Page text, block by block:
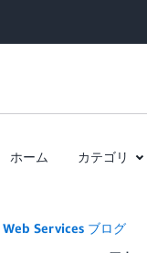
ホーム カテゴリ
Services ブログ